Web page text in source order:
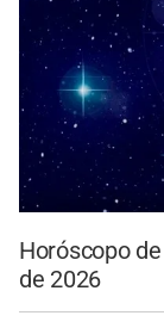
Horóscopo
de 2026